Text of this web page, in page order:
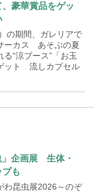
、豪華賞品をゲッ
の期間、ガレリアで
ーカス あそぶの夏
“涼ブース”「お玉
ット 流しカプセル
」企画展 生体・
プも
わ昆虫展2026～のぞ